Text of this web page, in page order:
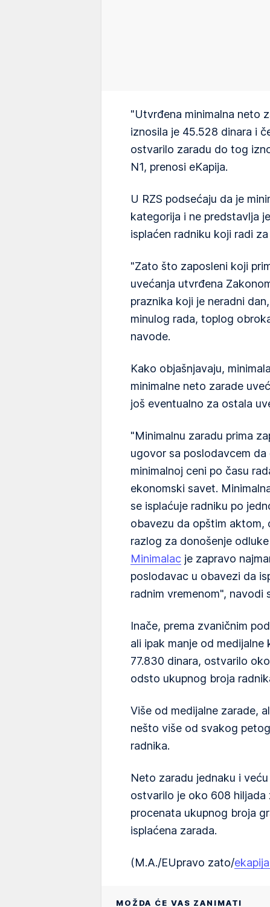
"Utvrđena minimalna neto
iznosila je 45.528 dinara i
ostvarilo zaradu do tog
N1, prenosi eKapija.
U RZS podsećaju da je
kategorija i ne predstavlja
isplaćen radniku koji radi
"Zato što zaposleni koji
uvećanja utvrđena
praznika koji je neradni
minulog rada, toplog
navode.
Kako objašnjavaju,
minimalne neto zarade
još eventualno za ostala
"Minimalnu zaradu prima
ugovor sa poslodavcem
minimalnoj ceni po času
ekonomski savet.
se isplaćuje radniku po
obavezu da opštim aktom,
razlog za donošenje
Minimalac je zapravo
poslodavac u obavezi da
radnim vremenom", navodi
Inače, prema zvaničnim
ali ipak manje od
77.830 dinara, ostvarilo
odsto ukupnog broja
Više od medijalne zarade,
nešto više od svakog
radnika.
Neto zaradu jednaku i
ostvarilo je oko 608
procenata ukupnog broja
isplaćena zarada.
(M.A./EUpravo zato/
MOŽDA ĆE VAS ZANIMATI